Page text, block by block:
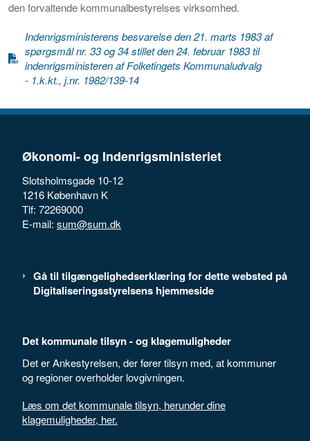
den forvaltende kommunalbestyrelses virksomhed.
Indenrigsministerens besvarelse den 21. marts 1983 af
spørgsmål nr. 33 og 34 stillet den 24. februar 1983 til
indenrigsministeren af Folketingets Kommunaludvalg
- 1.k.kt., j.nr. 1982/139-14
Økonomi- og Indenrigsministeriet
Slotsholmsgade 10-12
1216 København K
Tlf: 72269000
E-mail: sum@sum.dk
Gå til tilgængelighedserklæring for dette websted på
Digitaliseringsstyrelsens hjemmeside
Det kommunale tilsyn - og klagemuligheder
Det er Ankestyrelsen, der fører tilsyn med, at kommuner
og regioner overholder lovgivningen.
Læs om det kommunale tilsyn, herunder dine
klagemuligheder, her.